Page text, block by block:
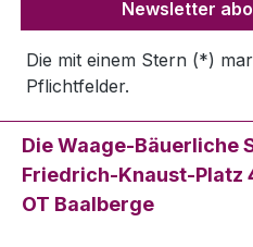
Newsletter
Die mit einem Stern (*)
Pflichtfelder.
Die Waage-Bäuerliche
Friedrich-Knaust-Platz
OT Baalberge